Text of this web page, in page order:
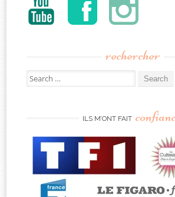
rechercher
Search
for:
ILS M’ONT FAIT